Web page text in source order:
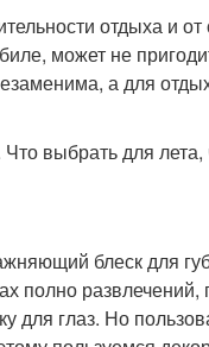
отдыха и от
может не
а для
выбрать для лета,
блеск для
полно развлечений,
для глаз. Но